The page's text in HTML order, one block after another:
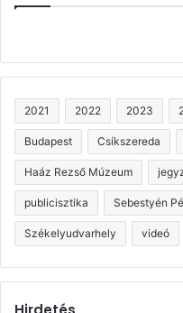
2021 2022 2023
Budapest Csíkszereda
Haáz Rezső Múzeum
publicisztika Sebestyén
Székelyudvarhely videó